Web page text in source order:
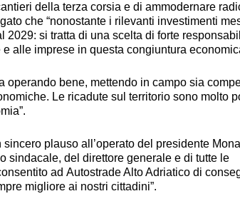
della terza corsia e di ammodernare
che “nonostante i rilevanti investimenti
si tratta di una scelta di forte
alle imprese in questa congiuntura
operando bene, mettendo in campo sia
Le ricadute sul territorio sono molto
plauso all’operato del presidente
sindacale, del direttore generale e di tutte le
ad Autostrade Alto Adriatico di
migliore ai nostri cittadini”.